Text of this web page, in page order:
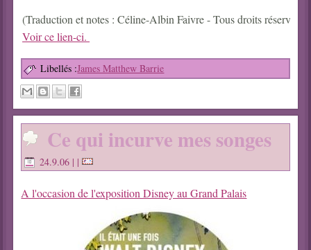
Voir ce lien-ci.
Libellés :James Matthew Barrie
Ce qui incurve mes songes
24.9.06 | |
A l'occasion de l'exposition Disney au Grand Palais